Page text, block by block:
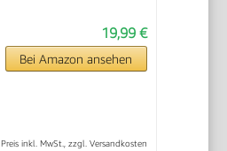
19,99 €
Bei Amazon ansehen
Preis inkl. MwSt., zzgl. Versandkosten